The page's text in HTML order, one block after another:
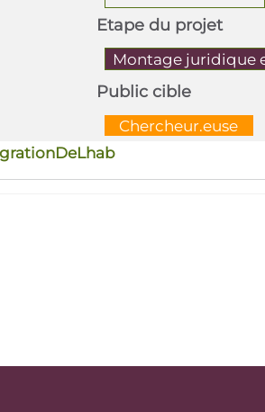
Etape du projet
Montage juridique
Public cible
  Chercheur.euse